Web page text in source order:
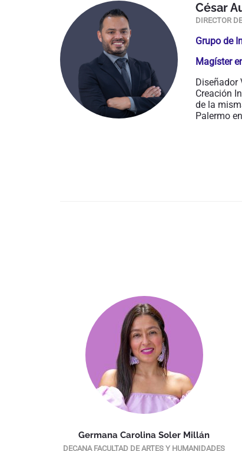
César
DIRECTOR
Grupo de
Magíster
Diseñador
Creación
de la
Palermo
Germana Carolina Soler Millán
DECANA FACULTAD DE ARTES Y HUMANIDADES